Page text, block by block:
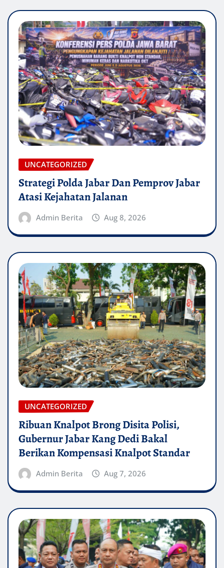
UNCATEGORIZED
Strategi Polda Jabar Dan Pemprov Jabar
Atasi Kejahatan Jalanan
Admin Berita Aug 8, 2026
UNCATEGORIZED
Ribuan Knalpot Brong Disita Polisi,
Gubernur Jabar Kang Dedi Bakal
Berikan Kompensasi Knalpot Standar
Admin Berita Aug 7, 2026